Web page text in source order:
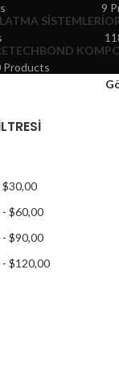
9
SISTEMLERI
Products
$30,00
- $60,00
- $90,00
- $120,00